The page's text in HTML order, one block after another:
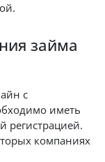
займа
с
иметь
регистрацией.
компаниях